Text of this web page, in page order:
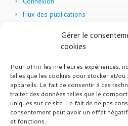
Gérer le
cookies
Pour offrir les meilleures expériences,
telles que les cookies pour stocker et/
appareils. Le fait de consentir à ces
traiter des données telles que le
uniques sur ce site. Le fait de ne pas
consentement peut avoir un effet
et fonctions.
Flux des publications
Site de WordPress-FR
Articles
Vél’Auvergne 2026